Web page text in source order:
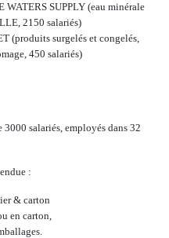
WATERS SUPPLY (eau minérale
2150 salariés)
(produits surgelés et congelés,
450 salariés)
salariés, employés dans 32
:
& carton
en carton,